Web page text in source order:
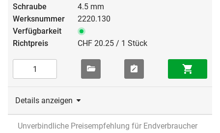
4.5 mm
2220.130
CHF 20.25 / 1 Stück
Details anzeigen
Unverbindliche Preisempfehlung für Endverbraucher